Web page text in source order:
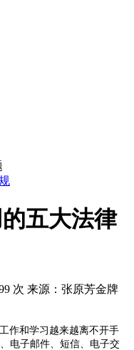
五大法律
次 来源：张原芳金牌
作和学习越来越离不开手
电子邮件、短信、电子交